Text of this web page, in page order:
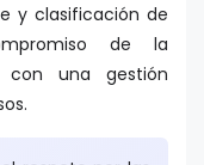
y clasificación de
de la
con una gestión